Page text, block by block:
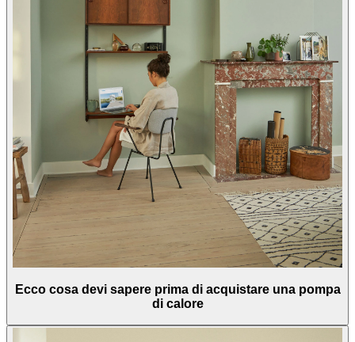
Ecco cosa devi sapere prima di acquistare una pompa
di calore